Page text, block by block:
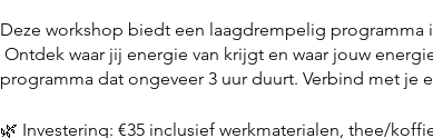
Deze workshop biedt een laagdrempelig
Ontdek waar jij energie van krijgt en waar jouw
programma dat ongeveer 3 uur duurt. Verbind met je
🌿 Investering: €35 inclusief werkmaterialen, thee/